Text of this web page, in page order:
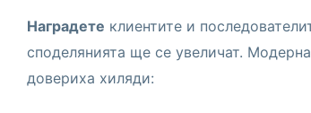
Наградете клиентите и
споделянията ще се увеличат.
довериха хиляди: